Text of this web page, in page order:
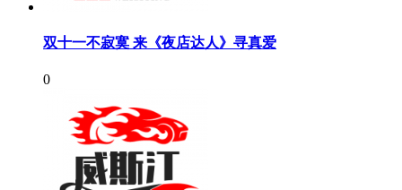
双十一不寂寞 来《夜店达人》寻真爱
0